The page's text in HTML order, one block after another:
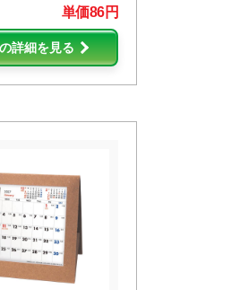
単価86円
詳細を見る